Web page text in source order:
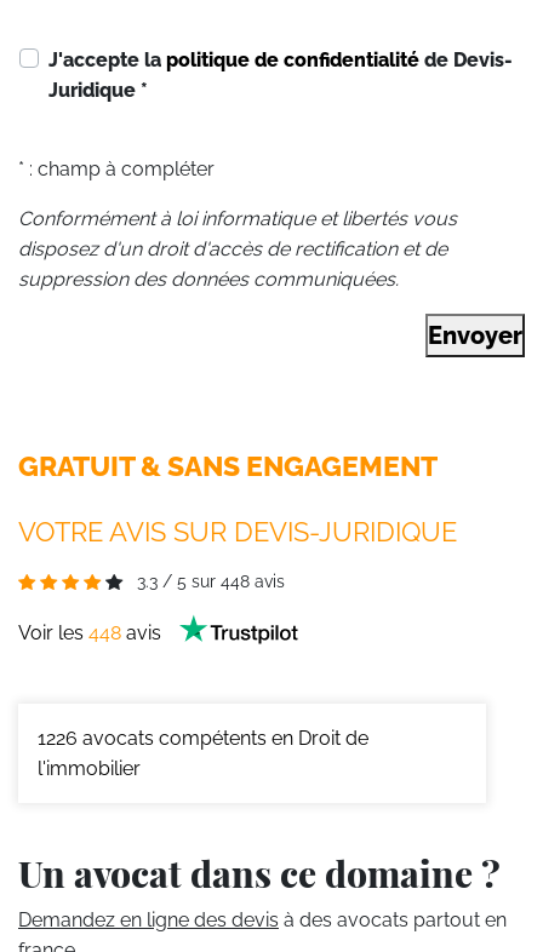
J'accepte la politique de confidentialité de Devis-
Juridique *
* : champ à compléter
Conformément à loi informatique et libertés vous
disposez d'un droit d'accès de rectification et de
suppression des données communiquées.
Envoyer
GRATUIT & SANS ENGAGEMENT
VOTRE AVIS SUR DEVIS-JURIDIQUE
3.3 / 5 sur 448 avis
Voir les 448 avis
1226 avocats compétents en Droit de
l'immobilier
Un avocat dans ce domaine ?
Demandez en ligne des devis à des avocats partout en